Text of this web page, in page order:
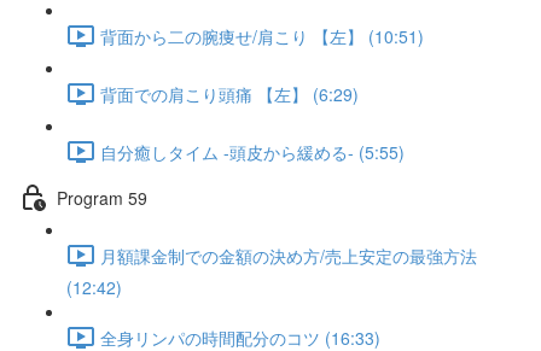
背面から二の腕痩せ/肩こり 【左】 (10:51)
背面での肩こり頭痛 【左】 (6:29)
自分癒しタイム -頭皮から緩める- (5:55)
Program 59
月額課金制での金額の決め方/売上安定の最強方法
(12:42)
全身リンパの時間配分のコツ (16:33)